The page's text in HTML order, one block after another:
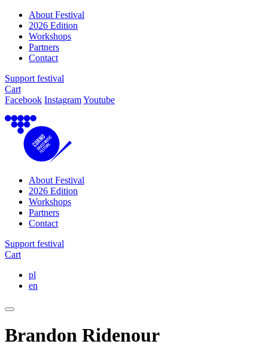
About Festival
2026 Edition
Workshops
Partners
Contact
Support festival
Cart
Facebook InstagramYoutube
About Festival
2026 Edition
Workshops
Partners
Contact
Support festival
Cart
pl
en
Brandon Ridenour